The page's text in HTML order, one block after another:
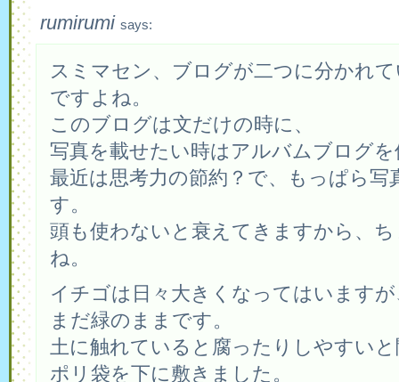
rumirumi says:
スミマセン、ブログが二つに分かれ
ですよね。
このブログは文だけの時に、
写真を載せたい時はアルバムブログ
最近は思考力の節約？で、もっぱら写
す。
頭も使わないと衰えてきますから、
ね。
イチゴは日々大きくなってはいますが
まだ緑のままです。
土に触れていると腐ったりしやすい
ポリ袋を下に敷きました。